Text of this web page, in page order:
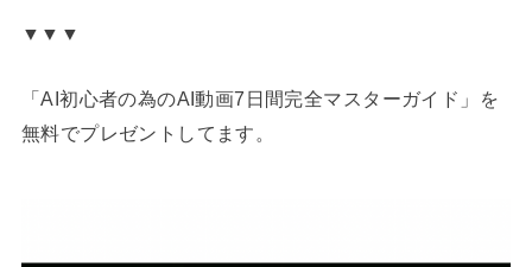
▼▼▼
「AI初心者の為のAI動画7日間完全マスターガイド」を
無料でプレゼントしてます。